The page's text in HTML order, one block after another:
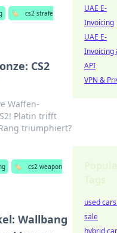
🏷️
cs2 strafe
CS2
Waffen-
Platin trifft
triumphiert?
🏷️
cs2 weapon
Wallbang
UAE E-
Invoicing
UAE E-
Invoicing
API
VPN &
used
sale
hybrid